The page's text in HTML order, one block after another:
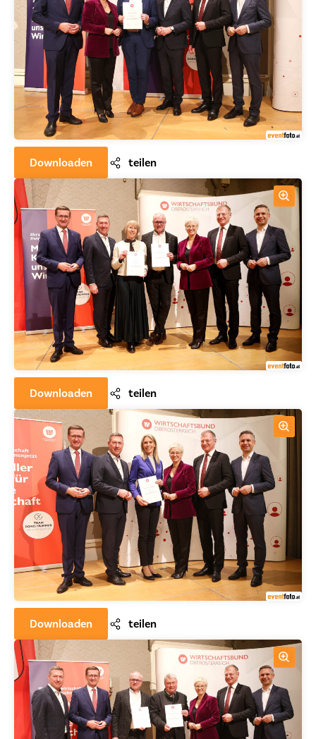
Downloaden teilen
Downloaden teilen
Downloaden teilen